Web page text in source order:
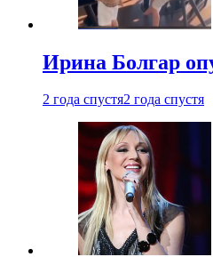
Ирина Болгар
2 года спустя2 года спустя